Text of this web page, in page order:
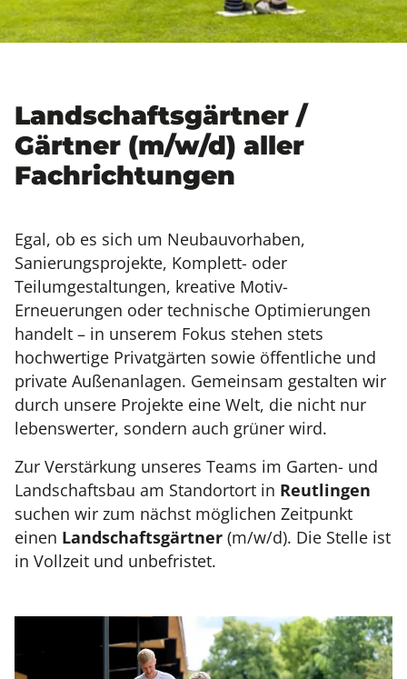
Landschaftsgärtner /
Gärtner (m/w/d) aller
Fachrichtungen
Egal, ob es sich um Neubauvorhaben,
Sanierungsprojekte, Komplett- oder
Teilumgestaltungen, kreative Motiv-
Erneuerungen oder technische Optimierungen
handelt – in unserem Fokus stehen stets
hochwertige Privatgärten sowie öffentliche und
private Außenanlagen. Gemeinsam gestalten wir
durch unsere Projekte eine Welt, die nicht nur
lebenswerter, sondern auch grüner wird.
Zur Verstärkung unseres Teams im Garten- und
Landschaftsbau am Standortort in Reutlingen
suchen wir zum nächst möglichen Zeitpunkt
einen Landschaftsgärtner (m/w/d). Die Stelle ist
in Vollzeit und unbefristet.